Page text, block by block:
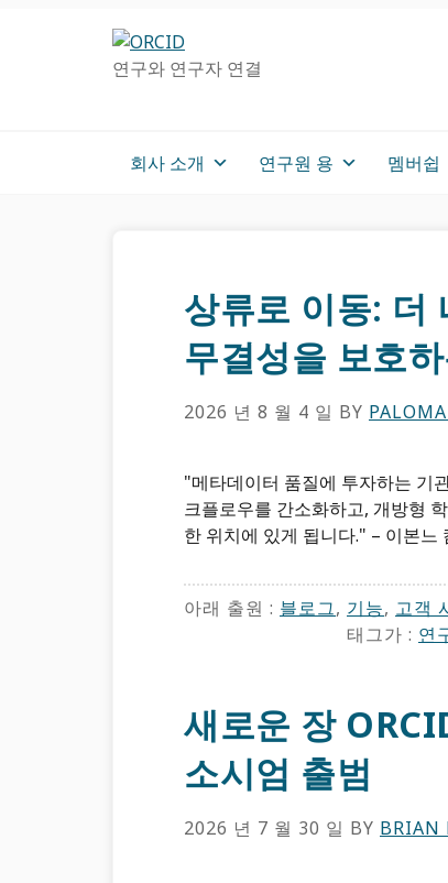
연구와 연구자 연결
회사 소개 연구원 용 멤버쉽
상류로 이동: 더
무결성을 보호
2026 년 8 월 4 일 BY
"메타데이터 품질에 투자하는 기
크플로우를 간소화하고, 개방형
한 위치에 있게 됩니다." – 이본느
아래 출원 : 블로그, 기능, 고객
태그가 : 연
새로운 장
소시엄 출범
2026 년 7 월 30 일 BY